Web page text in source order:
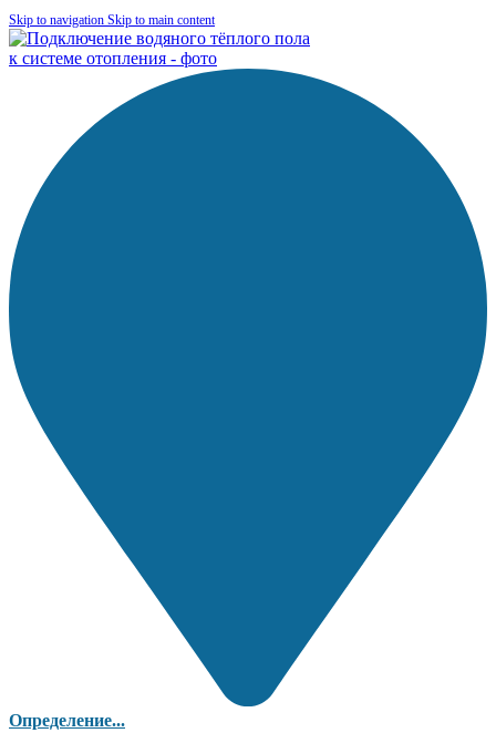
Skip to navigation Skip to main content
Определение...